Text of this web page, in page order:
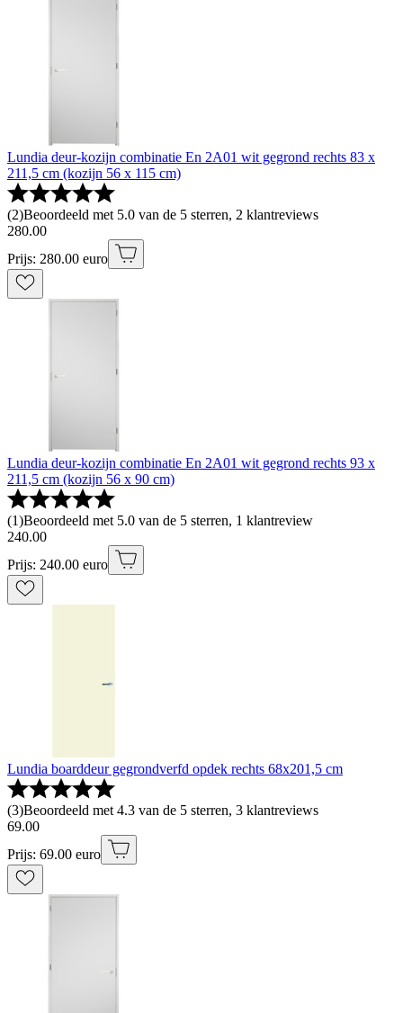
Lundia deur-kozijn combinatie En 2A01 wit gegrond rechts 83 x
211,5 cm (kozijn 56 x 115 cm)
(2)Beoordeeld met 5.0 van de 5 sterren, 2 klantreviews
280.00
Prijs: 280.00 euro
Lundia deur-kozijn combinatie En 2A01 wit gegrond rechts 93 x
211,5 cm (kozijn 56 x 90 cm)
(1)Beoordeeld met 5.0 van de 5 sterren, 1 klantreview
240.00
Prijs: 240.00 euro
Lundia boarddeur gegrondverfd opdek rechts 68x201,5 cm
(3)Beoordeeld met 4.3 van de 5 sterren, 3 klantreviews
69.00
Prijs: 69.00 euro